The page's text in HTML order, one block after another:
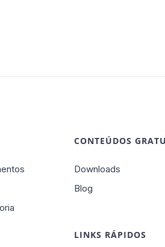
CONTEÚDOS
Downloads
Blog
LINKS RÁPIDOS